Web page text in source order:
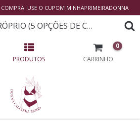
USE O CUPOM MINHAPRIMEIRADONNA
SUTIÃ AMOR PRÓPRIO (5 OPÇÕES DE CORES DISPONÍVEIS)
PRODUTOS CARRINHO
0